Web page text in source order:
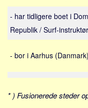
Sverige
Norge
Grækenland
USA
- har tidligere boet i
Republik / Surf-instruktør
- bor i Aarhus (Danmark)
* ) Fusionerede steder